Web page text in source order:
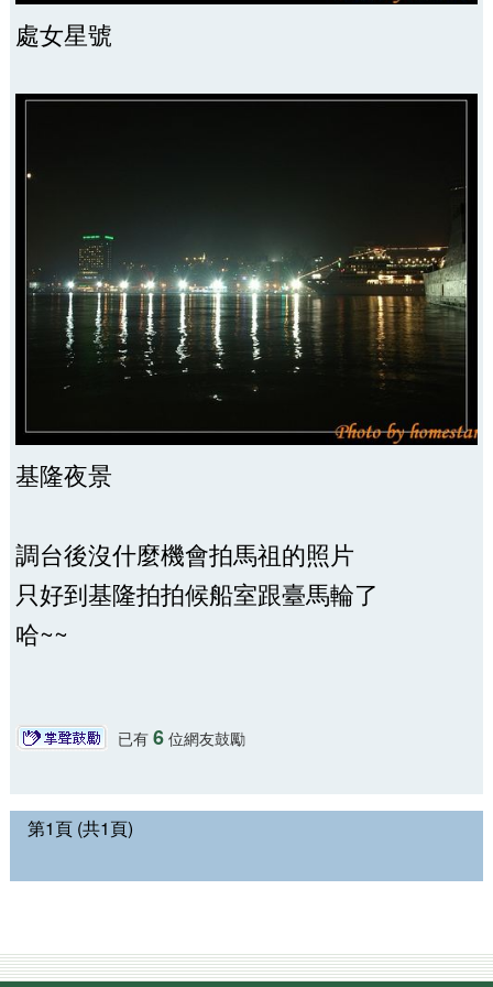
處女星號
基隆夜景
調台後沒什麼機會拍馬祖的照片
只好到基隆拍拍候船室跟臺馬輪了
哈~~
已有 6位網友鼓勵
第1頁 (共1頁)